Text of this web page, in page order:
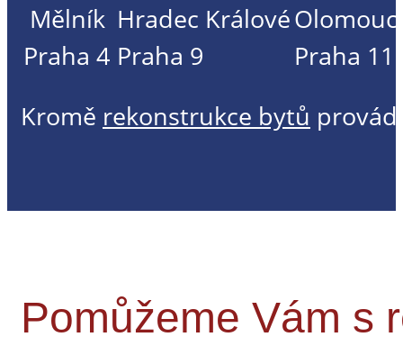
Mělník Hradec KrálovéOlomouc
Praha 4 Praha 9
Praha 11
Kromě rekonstrukce bytů
Pomůžeme Vám s